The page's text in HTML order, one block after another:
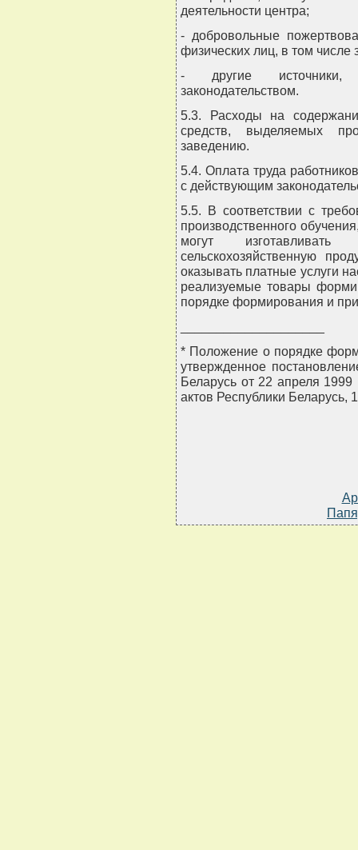
деятельности центра;
- добровольные
физических лиц, в том числе
- другие источники,
законодательством.
5.3. Расходы на
средств, выделяемых
заведению.
5.4. Оплата труда
с действующим
5.5. В соответствии с
производственного
могут
сельскохозяйственную
оказывать платные услуги
реализуемые товары
порядке формирования и
* Положение о порядке
утвержденное
Беларусь от 22 апреля
актов Республики Беларусь,